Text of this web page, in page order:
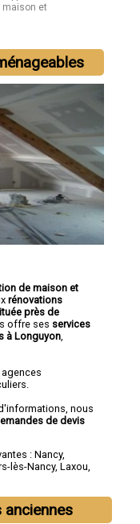
maison et
de maison et
rénovations
près de
offre ses services
à Longuyon
nous
de devis
: Nancy,
lès-Nancy, Laxou,
anciennes